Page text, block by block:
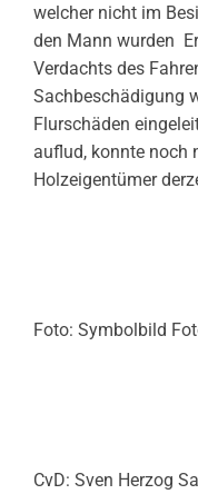
welcher nicht im
den Mann wurden
Verdachts des
Sachbeschädigung
Flurschäden
auflud, konnte noch
Holzeigentümer
Foto: Symbolbild
CvD: Sven Herzog